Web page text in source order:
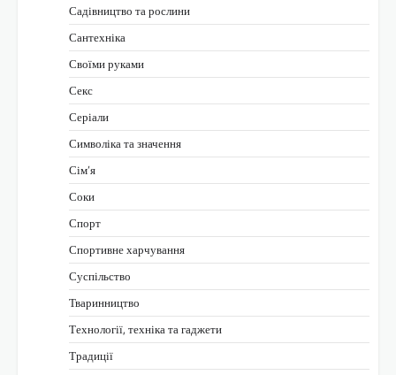
Садівництво та рослини
Сантехніка
Своїми руками
Секс
Серіали
Символіка та значення
Сім’я
Соки
Спорт
Спортивне харчування
Суспільство
Тваринництво
Технології, техніка та гаджети
Традиції